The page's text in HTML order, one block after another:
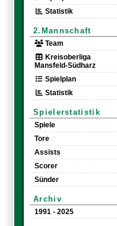
Statistik
2.Mannschaft
Team
Kreisoberliga
Mansfeld-Südharz
Spielplan
Statistik
Spielerstatistik
Spiele
Tore
Assists
Scorer
Sünder
Archiv
1991 - 2025